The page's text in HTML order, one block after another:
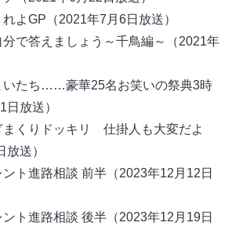
よGP（2021年7月6日放送）
分で答えましょう～千鳥編～（2021年
いたち……豪華25名お笑いの祭典3時
放送）
まくりドッキリ 仕掛人も大変だよ
送）
ント進路相談 前半（2023年12月12日
ント進路相談 後半（2023年12月19日